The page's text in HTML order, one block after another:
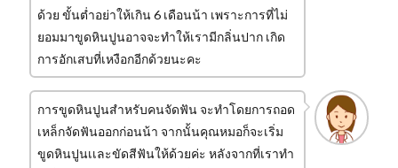
ด้วย ขั้นต่ำอย่าให้เกิน 6 เดือนน้า เพราะการที่ไม่
ยอมมาขูดหินปูนอาจจะทำให้เรามีกลิ่นปาก เกิด
การอักเสบที่เหงือกอีกด้วยนะคะ
การขูดหินปูนสำหรับคนจัดฟัน จะทำโดยการถอด
เหล็กจัดฟันออกก่อนน้า จากนั้นคุณหมอก็จะเริ่ม
ขูดหินปูนเเละขัดสีฟันให้ด้วยค่ะ หลังจากที่เราทำ